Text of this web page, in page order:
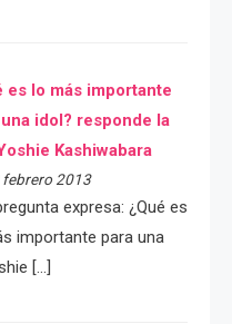
es lo más importante
idol? responde la
Kashiwabara
febrero 2013
expresa: ¿Qué es
importante para una
[…]